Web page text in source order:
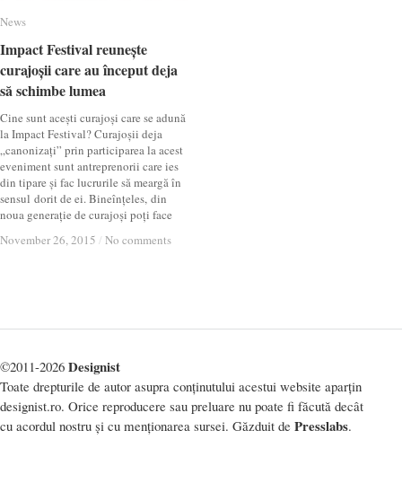
News
Impact Festival reunește
curajoșii care au început deja
să schimbe lumea
Cine sunt acești curajoși care se adună
la Impact Festival? Curajoșii deja
„canonizați” prin participarea la acest
eveniment sunt antreprenorii care ies
din tipare și fac lucrurile să meargă în
sensul dorit de ei. Bineînțeles, din
noua generație de curajoși poți face
November 26, 2015 / No comments
News
Impact Festival reunește
curajoșii care au început deja
să schimbe lumea
November 26, 2015 / No comments
©2011-2026 Designist
Toate drepturile de autor asupra conținutului acestui website aparțin
designist.ro. Orice reproducere sau preluare nu poate fi făcută decât
cu acordul nostru și cu menționarea sursei. Găzduit de Presslabs.